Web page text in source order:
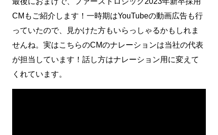
CMもご紹介します！一時期はYouTubeの動画広告も行
っていたので、見かけた方もいらっしゃるかもしれま
せんね。実はこちらのCMのナレーションは当社の代表
が担当しています！話し方はナレーション用に変えて
くれています。